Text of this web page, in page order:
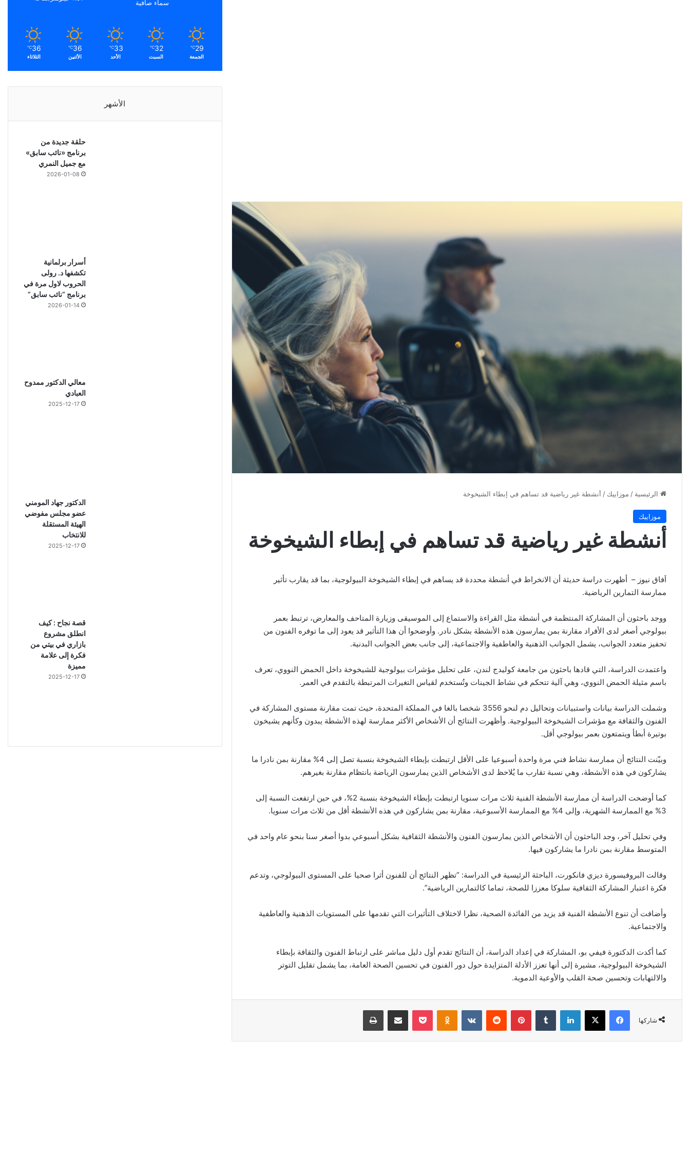
الرئيسية / موزاييك / أنشطة غير رياضية قد تساهم في إبطاء الشيخوخة
موزاييك
أنشطة غير رياضية قد تساهم في إبطاء الشيخوخة
اَفاق نيوز – أظهرت دراسة حديثة أن الانخراط في أنشطة محددة قد يساهم في إبطاء الشيخوخة البيولوجية، بما قد يقارب تأثير
ممارسة التمارين الرياضية.
ووجد باحثون أن المشاركة المنتظمة في أنشطة مثل القراءة والاستماع إلى الموسيقى وزيارة المتاحف والمعارض، ترتبط بعمر
بيولوجي أصغر لدى الأفراد مقارنة بمن يمارسون هذه الأنشطة بشكل نادر. وأوضحوا أن هذا التأثير قد يعود إلى ما توفره الفنون من
تحفيز متعدد الجوانب، يشمل الجوانب الذهنية والعاطفية والاجتماعية، إلى جانب بعض الجوانب البدنية.
واعتمدت الدراسة، التي قادها باحثون من جامعة كوليدج لندن، على تحليل مؤشرات بيولوجية للشيخوخة داخل الحمض النووي، تعرف
باسم مثيلة الحمض النووي، وهي آلية تتحكم في نشاط الجينات وتُستخدم لقياس التغيرات المرتبطة بالتقدم في العمر.
وشملت الدراسة بيانات واستبيانات وتحاليل دم لنحو 3556 شخصا بالغا في المملكة المتحدة، حيث تمت مقارنة مستوى المشاركة في
الفنون والثقافة مع مؤشرات الشيخوخة البيولوجية. وأظهرت النتائج أن الأشخاص الأكثر ممارسة لهذه الأنشطة يبدون وكأنهم يشيخون
بوتيرة أبطأ ويتمتعون بعمر بيولوجي أقل.
وبيّنت النتائج أن ممارسة نشاط فني مرة واحدة أسبوعيا على الأقل ارتبطت بإبطاء الشيخوخة بنسبة تصل إلى 4% مقارنة بمن نادرا ما
يشاركون في هذه الأنشطة، وهي نسبة تقارب ما يُلاحظ لدى الأشخاص الذين يمارسون الرياضة بانتظام مقارنة بغيرهم.
كما أوضحت الدراسة أن ممارسة الأنشطة الفنية ثلاث مرات سنويا ارتبطت بإبطاء الشيخوخة بنسبة 2%، في حين ارتفعت النسبة إلى
3% مع الممارسة الشهرية، وإلى 4% مع الممارسة الأسبوعية، مقارنة بمن يشاركون في هذه الأنشطة أقل من ثلاث مرات سنويا.
وفي تحليل آخر، وجد الباحثون أن الأشخاص الذين يمارسون الفنون والأنشطة الثقافية بشكل أسبوعي بدوا أصغر سنا بنحو عام واحد في
المتوسط مقارنة بمن نادرا ما يشاركون فيها.
وقالت البروفيسورة ديزي فانكورت، الباحثة الرئيسية في الدراسة: “تظهر النتائج أن للفنون أثرا صحيا على المستوى البيولوجي، وتدعم
فكرة اعتبار المشاركة الثقافية سلوكا معززا للصحة، تماما كالتمارين الرياضية”.
وأضافت أن تنوع الأنشطة الفنية قد يزيد من الفائدة الصحية، نظرا لاختلاف التأثيرات التي تقدمها على المستويات الذهنية والعاطفية
والاجتماعية.
كما أكدت الدكتورة فيفي بو، المشاركة في إعداد الدراسة، أن النتائج تقدم أول دليل مباشر على ارتباط الفنون والثقافة بإبطاء
الشيخوخة البيولوجية، مشيرة إلى أنها تعزز الأدلة المتزايدة حول دور الفنون في تحسين الصحة العامة، بما يشمل تقليل التوتر
والالتهابات وتحسين صحة القلب والأوعية الدموية.
شاركها
فيسبوك لينكدإن بينتيريست
سماء صافية
29
℃
الجمعة
32
℃
السبت
33
℃
الأحد
36
℃
الأثنين
36
℃
الثلاثاء
الأشهر
حلقة جديدة من
برنامج «نائب سابق»
مع جميل النمري
2026-01-08
أسرار برلمانية
تكشفها د. رولى
الحروب لاول مرة في
برنامج “نائب سابق”
2026-01-14
معالي الدكتور ممدوح
العبادي
2025-12-17
الدكتور جهاد المومني
عضو مجلس مفوضي
الهيئة المستقلة
للانتخاب
2025-12-17
قصة نجاح : كيف
انطلق مشروع
بازاري في بيتي من
فكرة إلى علامة
مميزة
2025-12-17